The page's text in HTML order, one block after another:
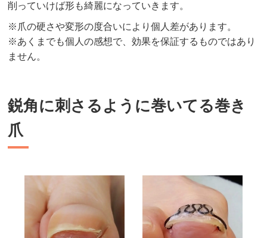
削っていけば形も綺麗になっていきます。
※爪の硬さや変形の度合いにより個人差があります。
※あくまでも個人の感想で、効果を保証するものではあり
ません。
鋭角に刺さるように巻いてる巻き
爪